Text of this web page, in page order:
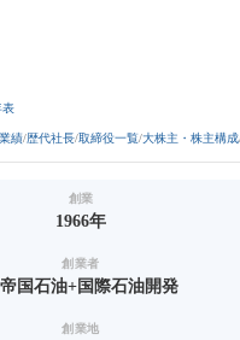
表
績 歴代社長 取締役一覧 大株主・株主構成
創業
1966年
創業者
国石油+国際石油開発
創業地